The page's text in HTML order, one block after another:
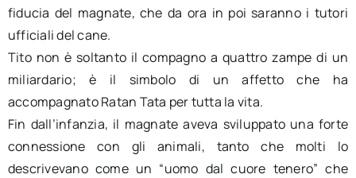
fiducia del magnate, che da ora in poi saranno i tutori
ufficiali del cane.
Tito non è soltanto il compagno a quattro zampe di un
miliardario; è il simbolo di un affetto che ha
accompagnato Ratan Tata per tutta la vita.
Fin dall’infanzia, il magnate aveva sviluppato una forte
connessione con gli animali, tanto che molti lo
descrivevano come un “uomo dal cuore tenero” che